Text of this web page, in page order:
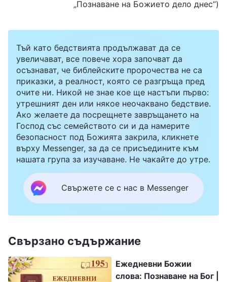
„Познаване на Божието дело днес“)
Тъй като бедствията продължават да се
увеличават, все повече хора започват да
осъзнават, че библейските пророчества не са
приказки, а реалност, която се разгръща пред
очите ни. Никой не знае кое ще настъпи първо:
утрешният ден или някое неочаквано бедствие.
Ако желаете да посрещнете завръщането на
Господ със семейството си и да намерите
безопасност под Божията закрила, кликнете
върху Messenger, за да се присъедините към
нашата група за изучаване. Не чакайте до утре.
Свържете се с нас в Messenger
Свързано съдържание
Ежедневни Божии
слова: Познаване на Бог |